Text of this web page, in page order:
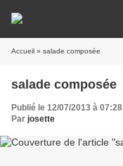
Accueil » salade composée
salade composée
Publié le 12/07/2013 à 07:28
Par josette